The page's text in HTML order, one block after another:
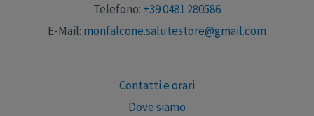
Telefono: +39 0481 280586
E-Mail: monfalcone.salutestore@gmail.com
Contatti e orari
Dove siamo